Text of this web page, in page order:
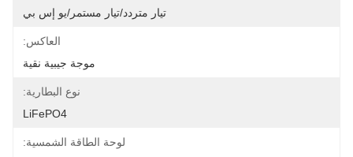
تيار متردد/تيار مستمر/يو إس بي
العاكس:
موجة جيبية نقية
نوع البطارية:
LiFePO4
لوحة الطاقة الشمسية: